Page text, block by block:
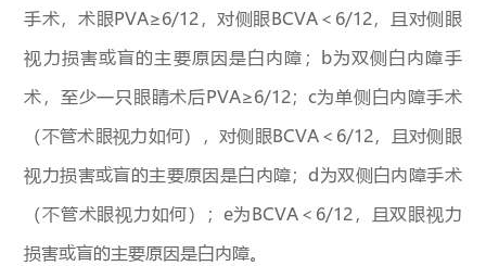
手术，术眼PVA≥6/12，对侧眼BCVA＜6/12，且对侧眼
视力损害或盲的主要原因是白内障；b为双侧白内障手
术，至少一只眼睛术后PVA≥6/12；c为单侧白内障手术
（不管术眼视力如何），对侧眼BCVA＜6/12，且对侧眼
视力损害或盲的主要原因是白内障；d为双侧白内障手术
（不管术眼视力如何）；e为BCVA＜6/12，且双眼视力
损害或盲的主要原因是白内障。